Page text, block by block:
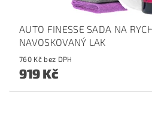
AUTO FINESSE SADA NA
NAVOSKOVANÝ LAK
760 Kč bez DPH
919 Kč